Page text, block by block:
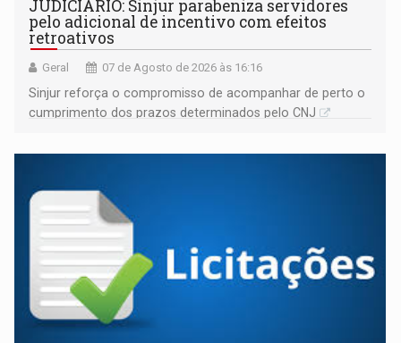
JUDICIÁRIO: Sinjur parabeniza servidores
pelo adicional de incentivo com efeitos
retroativos
Geral 07 de Agosto de 2026 às 16:16
Sinjur reforça o compromisso de acompanhar de perto o
cumprimento dos prazos determinados pelo CNJ